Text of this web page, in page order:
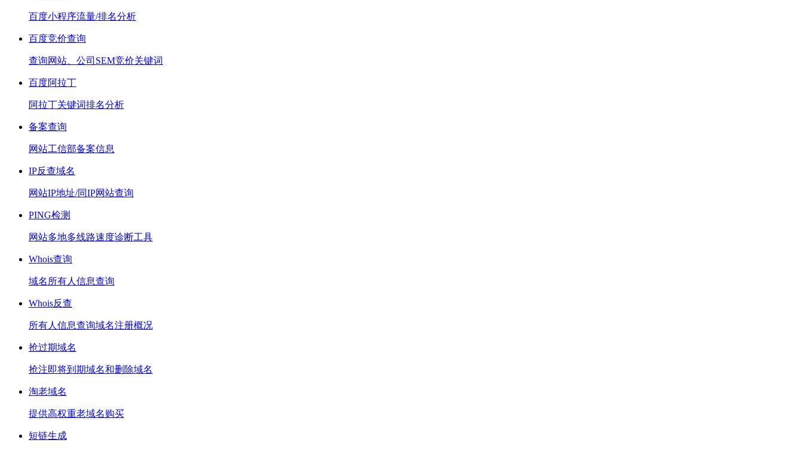
百度小程序流量/排名分析
百度竞价查询
查询网站、公司SEM竞价关键词
百度阿拉丁
阿拉丁关键词排名分析
备案查询
网站工信部备案信息
IP反查域名
网站IP地址/同IP网站查询
PING检测
网站多地多线路速度诊断工具
Whois查询
域名所有人信息查询
Whois反查
所有人信息查询域名注册概况
抢过期域名
抢注即将到期域名和删除域名
淘老域名
提供高权重老域名购买
短链生成